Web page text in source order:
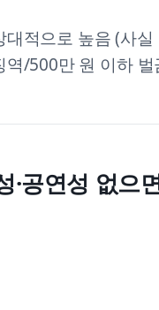
대적으로 높음 (사
역/500만 원 이하 벌
·공연성 없으